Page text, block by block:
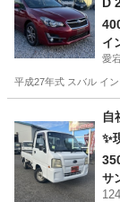
イ
愛
平成27年式 スバル イ
自
✨
ス
サ